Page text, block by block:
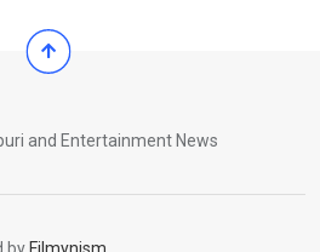
and Entertainment News
byFilmynism